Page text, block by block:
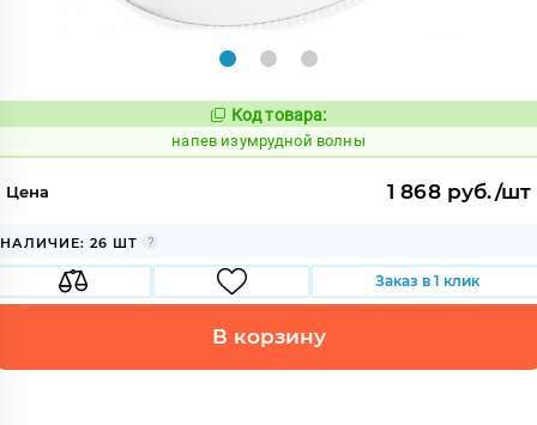
Код:
1082387
Код товара:
напев изумрудной волны
Цена 1 868 руб./шт
НАЛИЧИЕ: 26 ШТ
Заказ в 1 клик
В корзину